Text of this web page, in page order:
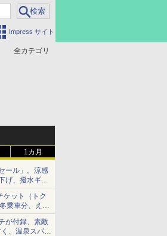
Impress サイト
全カテゴリ
1カ月
ール」。涼感
げ、撥水ギア
ケット（トク
乗車分、えき
が付録、素敵
、温泉スパに